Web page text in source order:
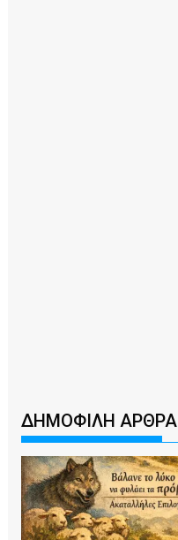
ΔΗΜΟΦΙΛΗ ΑΡΘΡΑ